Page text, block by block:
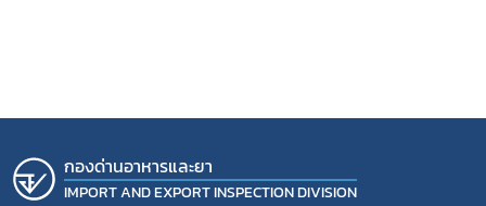
กองด่านอาหารและยา
IMPORT AND EXPORT INSPECTION DIVISION
กฎหมาย